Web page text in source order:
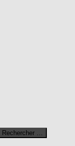
Rechercher …